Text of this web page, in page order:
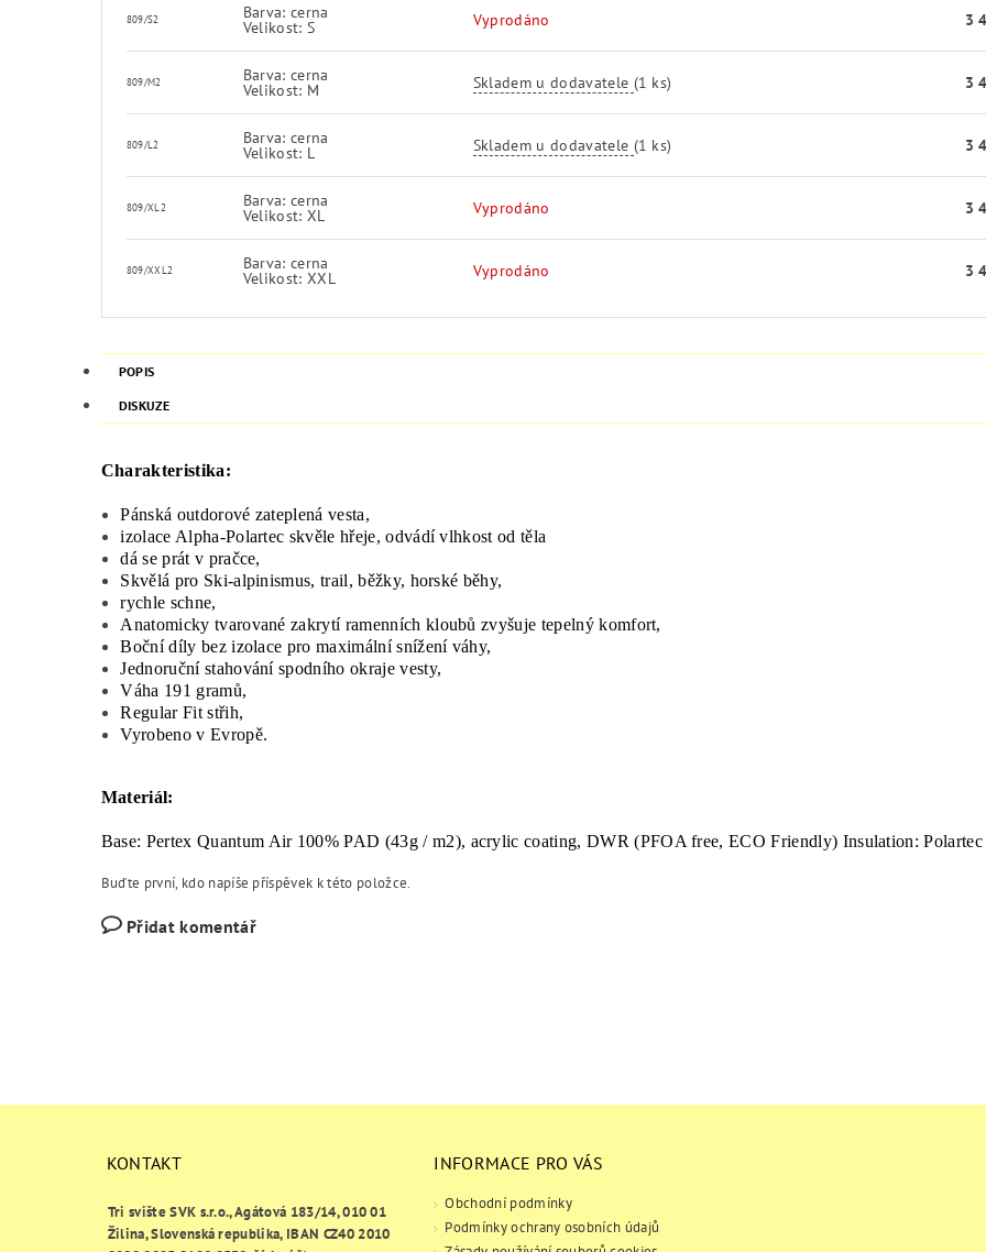
809/S2 Barva: cerna
Velikost: S Vyprodáno 3
809/M2 Barva: cerna
Velikost: M Skladem u dodavatele (1 ks) 3
809/L2 Barva: cerna
Velikost: L Skladem u dodavatele (1 ks) 3
809/XL2 Barva: cerna
Velikost: XL Vyprodáno 3
809/XXL2 Barva: cerna
Velikost: XXL Vyprodáno 3
POPIS
DISKUZE
Charakteristika:
Pánská outdorové zateplená vesta,
izolace Alpha-Polartec skvěle hřeje, odvádí vlhkost od těla
dá se prát v pračce,
Skvělá pro Ski-alpinismus, trail, běžky, horské běhy,
rychle schne,
Anatomicky tvarované zakrytí ramenních kloubů zvyšuje tepelný komfort,
Boční díly bez izolace pro maximální snížení váhy,
Jednoruční stahování spodního okraje vesty,
Váha 191 gramů,
Regular Fit střih,
Vyrobeno v Evropě.
Materiál:
Base: Pertex Quantum Air 100% PAD (43g / m2), acrylic coating, DWR (PFOA free, ECO Friendly) Insulation: Polartec
Buďte první, kdo napíše příspěvek k této položce.
Přidat komentář
KONTAKT
Tri svište SVK s.r.o., Agátová 183/14, 010 01
Žilina, Slovenská republika, IBAN CZ40 2010
INFORMACE PRO VÁS
Obchodní podmínky
Podmínky ochrany osobních údajů